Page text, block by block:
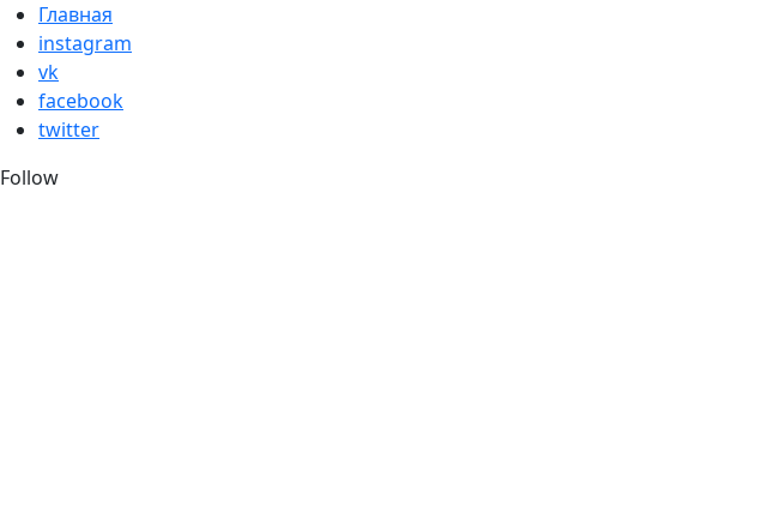
Skip
to
content
Главная
instagram
vk
facebook
twitter
Follow